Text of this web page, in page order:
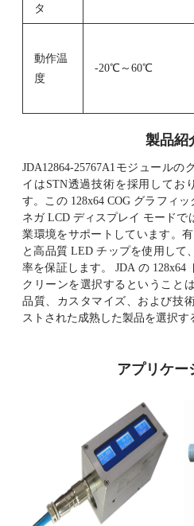
タ
動作温
度
-20℃～60℃
製品紹
JDA12864-25767A1モジュール
イはSTN透過技術を採用してお
す。この 128x64 COG グラフィ
ネガ LCD ディスプレイ モード
業環境をサポートしています。
と高品質 LED チップを使用して
率を保証します。 JDA の 128x64
クリーンを選択するということ
品質、カスタマイズ、および技
ストされた成熟した製品を選択す
アプリケー